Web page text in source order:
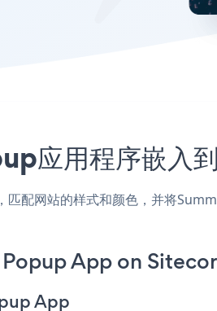
应用程序嵌入
配网站的样式和颜色，并将
App on
App